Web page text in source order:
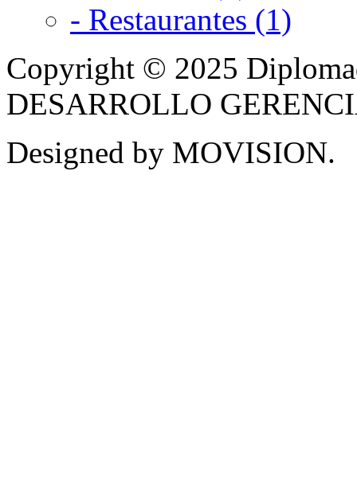
- Restaurantes (1)
Copyright © 2025
DESARROLLO
Designed by MOVISION.